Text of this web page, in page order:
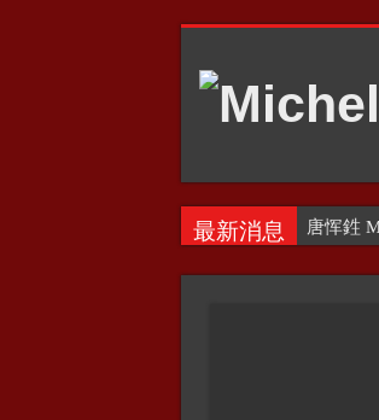
最新消息 唐恽鉎